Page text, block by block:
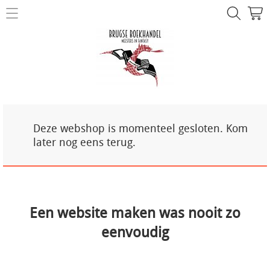
NIEUW!
Deze webshop is momenteel gesloten. Kom
later nog eens terug.
Een website maken was nooit zo
eenvoudig